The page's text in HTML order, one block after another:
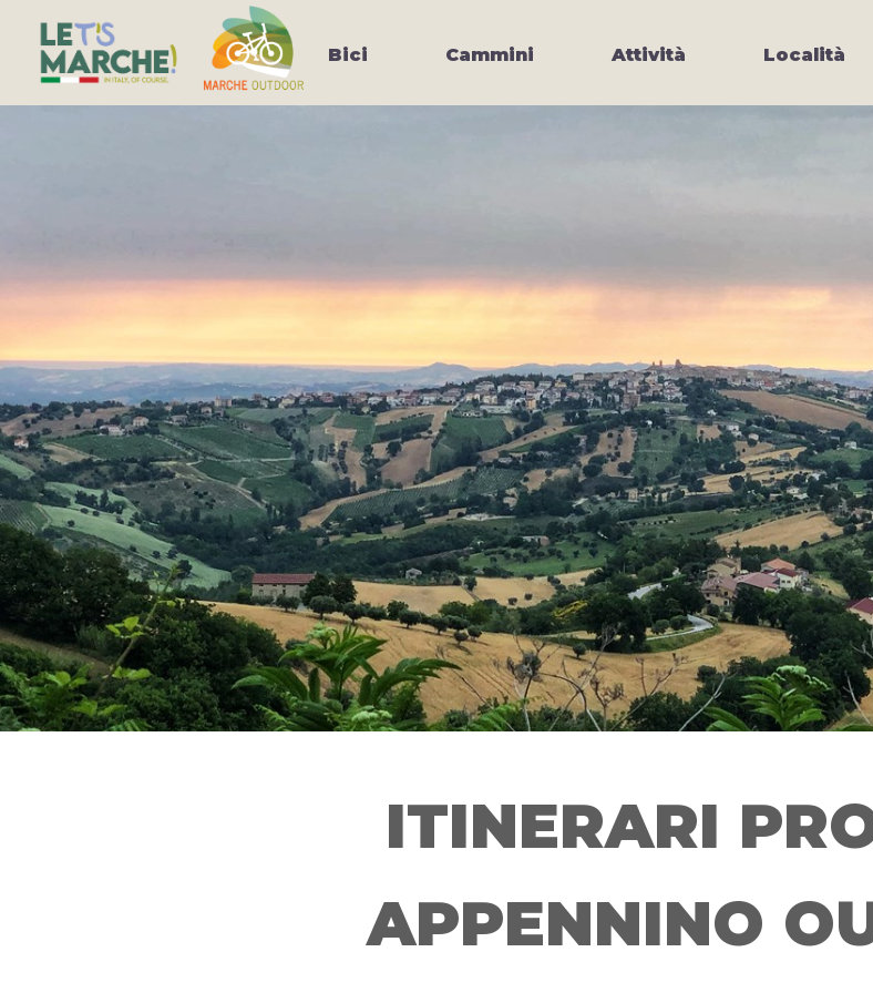
Bici Cammini Attività Località
ITINERARI
APPENNINO